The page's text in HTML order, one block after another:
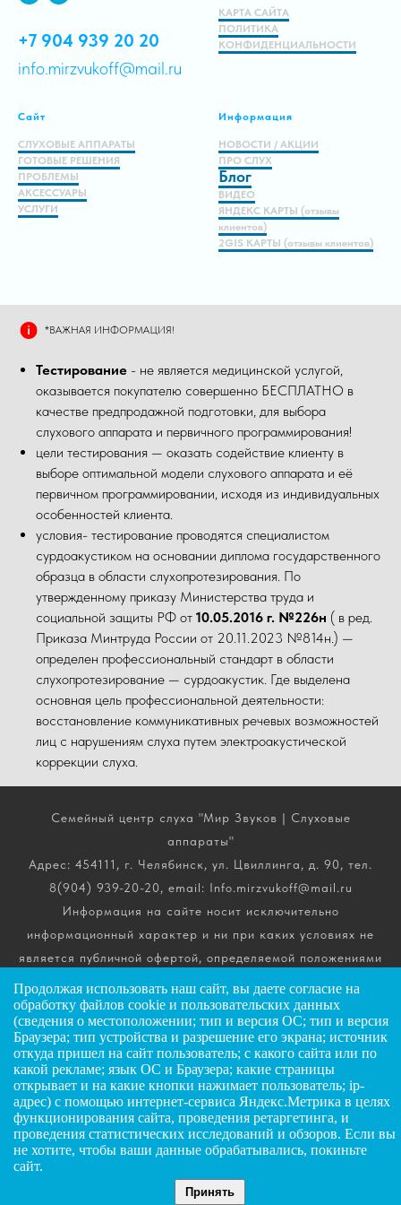
КАТАЛОГ
ЗАДАТЬ ВОПРОС
Продолжая использовать наш сайт, вы даете согласие на
обработку файлов cookie и пользовательских данных
(сведения о местоположении; тип и версия ОС; тип и версия
Браузера; тип устройства и разрешение его экрана; источник
откуда пришел на сайт пользователь; с какого сайта или по
какой рекламе; язык ОС и Браузера; какие страницы
открывает и на какие кнопки нажимает пользователь; ip-
адрес) с помощью интернет-сервиса Яндекс.Метрика в целях
функционирования сайта, проведения ретаргетинга, и
проведения статистических исследований и обзоров. Если вы
не хотите, чтобы ваши данные обрабатывались, покиньте
сайт.
Принять
+7 904 939 20 20
info.mirzvukoff@mail.ru
КАРТА САЙТА
ПОЛИТИКА
КОНФИДЕНЦИАЛЬНОСТИ
Сайт
СЛУХОВЫЕ АППАРАТЫ
ГОТОВЫЕ РЕШЕНИЯ
ПРОБЛЕМЫ
АКСЕССУАРЫ
УСЛУГИ
Информация
НОВОСТИ / АКЦИИ
ПРО СЛУХ
Блог
ВИДЕО
ЯНДЕКС КАРТЫ (отзывы
клиентов)
2GIS КАРТЫ (отзывы клиентов)
*ВАЖНАЯ ИНФОРМАЦИЯ!
Тестирование - не является медицинской услугой,
оказывается покупателю совершенно БЕСПЛАТНО в
качестве предпродажной подготовки, для выбора
слухового аппарата и первичного программирования!
цели тестирования — оказать содействие клиенту в
выборе оптимальной модели слухового аппарата и её
первичном программировании, исходя из индивидуальных
особенностей клиента.
условия- тестирование проводятся специалистом
сурдоакустиком на основании диплома государственного
образца в области слухопротезирования. По
утвержденному приказу Министерства труда и
социальной защиты РФ от 10.05.2016 г. №226н ( в ред.
Приказа Минтруда России от 20.11.2023 №814н.) —
определен профессиональный стандарт в области
слухопротезирование — сурдоакустик. Где выделена
основная цель профессиональной деятельности:
восстановление коммуникативных речевых возможностей
лиц с нарушениям слуха путем электроакустической
коррекции слуха.
Семейный центр слуха "Мир Звуков | Слуховые
аппараты"
Адрес: 454111, г. Челябинск, ул. Цвиллинга, д. 90, тел.
8(904) 939-20-20, email: Info.mirzvukoff@mail.ru
Информация на сайте носит исключительно
информационный характер и ни при каких условиях не
является публичной офертой, определяемой положениями
ч. 2 ст. 437 Гражданского кодекса РФ. Получить
подробную информацию о стоимости, комплектации и
сроках выполнения услуг вы можете по телефону горячей
линии.
ИП Андриянов Анатолий Николаевич
ИНН: 025607445034
ОГРНИП: 323028000072885
© 2026